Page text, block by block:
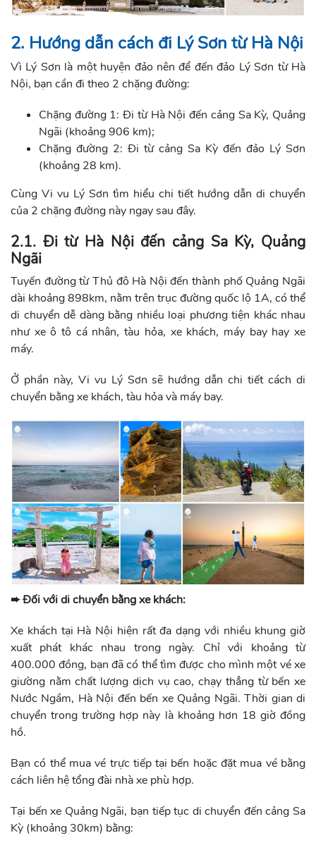
2. Hướng dẫn cách đi Lý Sơn từ Hà Nội
Vì Lý Sơn là một huyện đảo nên để đến đảo Lý Sơn từ Hà
Nội, bạn cần đi theo 2 chặng đường:
Chặng đường 1: Đi từ Hà Nội đến cảng Sa Kỳ, Quảng
Ngãi (khoảng 906 km);
Chặng đường 2: Đi từ cảng Sa Kỳ đến đảo Lý Sơn
(khoảng 28 km).
Cùng Vi vu Lý Sơn tìm hiểu chi tiết hướng dẫn di chuyển
của 2 chặng đường này ngay sau đây.
2.1. Đi từ Hà Nội đến cảng Sa Kỳ, Quảng
Ngãi
Tuyến đường từ Thủ đô Hà Nội đến thành phố Quảng Ngãi
dài khoảng 898km, nằm trên trục đường quốc lộ 1A, có thể
di chuyển dễ dàng bằng nhiều loại phương tiện khác nhau
như xe ô tô cá nhân, tàu hỏa, xe khách, máy bay hay xe
máy.
Ở phần này, Vi vu Lý Sơn sẽ hướng dẫn chi tiết cách di
chuyển bằng xe khách, tàu hỏa và máy bay.
➨ Đối với di chuyển bằng xe khách:
Xe khách tại Hà Nội hiện rất đa dạng với nhiều khung giờ
xuất phát khác nhau trong ngày. Chỉ với khoảng từ
400.000 đồng, bạn đã có thể tìm được cho mình một vé xe
giường nằm chất lượng dịch vụ cao, chạy thẳng từ bến xe
Nước Ngầm, Hà Nội đến bến xe Quảng Ngãi. Thời gian di
chuyển trong trường hợp này là khoảng hơn 18 giờ đồng
hồ.
Bạn có thể mua vé trực tiếp tại bến hoặc đặt mua vé bằng
cách liên hệ tổng đài nhà xe phù hợp.
Tại bến xe Quảng Ngãi, bạn tiếp tục di chuyển đến cảng Sa
Kỳ (khoảng 30km) bằng: